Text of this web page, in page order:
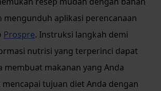
mengunduh aplikasi perencanaan
Prospre. Instruksi langkah demi
nutrisi yang terperinci dapat
membuat makanan yang Anda
tujuan diet Anda dengan